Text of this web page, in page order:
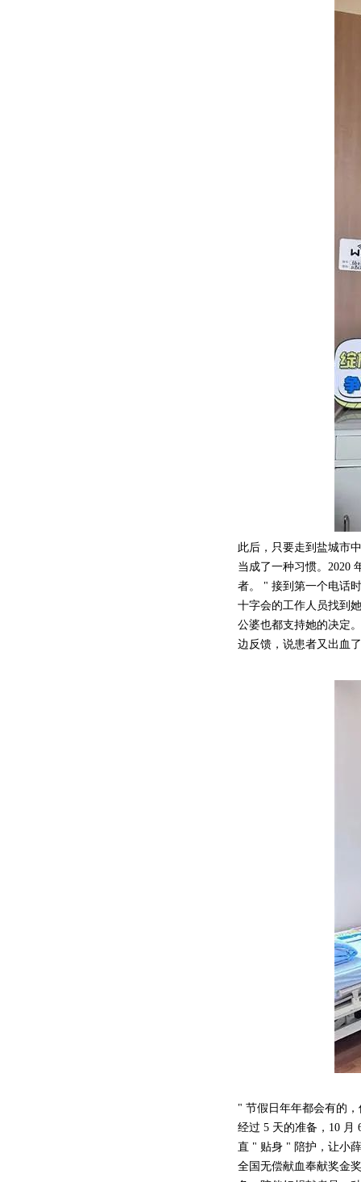
此后，只要走到盐城市
当成了一种习惯。2020
者。 " 接到第一个电话
十字会的工作人员找到
公婆也都支持她的决定
边反馈，说患者又出血
" 节假日年年都会有的
经过 5 天的准备，10 月
直 " 贴身 " 陪护，让小
全国无偿献血奉献奖金